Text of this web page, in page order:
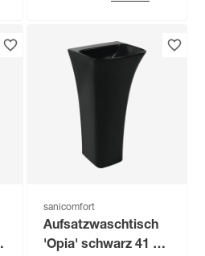
sanicomfort
Aufsatzwaschtisch
'Opia' schwarz 41 x